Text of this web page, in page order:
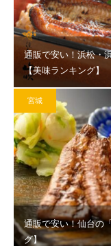
通販で安い！浜松・
【美味ランキング】
宮城
通販で安い！仙台の
グ】